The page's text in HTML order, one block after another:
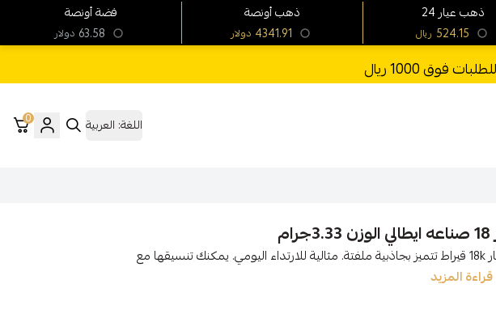
اللغة: العربية 0
حلق ايطالي من الذهب الأصفر عيار 18k قيراط تتميز بجاذبية ملفتة. مثالية للارتداء اليومي. يمكنك تنسيقها مع
قراءة المزيد
فضة أونصة
دولار 63.58
ذهب أونصة
دولار 4341.91
24 ذهب عيار
ريال 524.15